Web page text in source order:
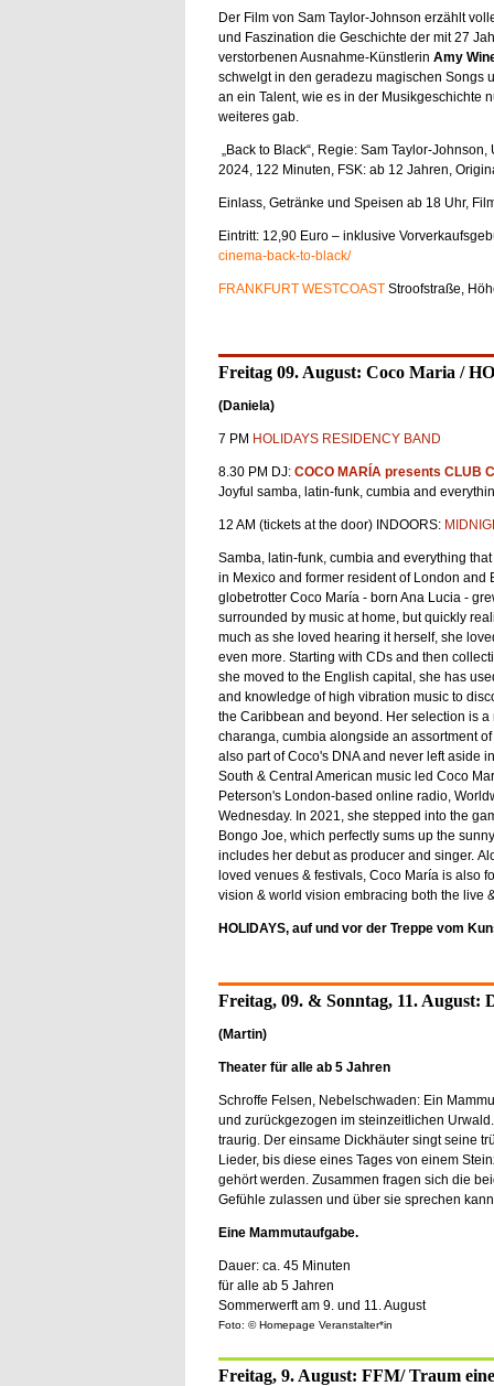
Der Film von Sam Taylor-Johnson erzählt
und Faszination die Geschichte der mit 27
verstorbenen Ausnahme-Künstlerin Amy
schwelgt in den geradezu magischen Songs
an ein Talent, wie es in der Musikgeschichte
weiteres gab.
„Back to Black“, Regie: Sam Taylor-Johnson,
2024, 122 Minuten, FSK: ab 12 Jahren,
Einlass, Getränke und Speisen ab 18 Uhr,
Eintritt: 12,90 Euro – inklusive
cinema-back-to-black/
FRANKFURT WESTCOASTStroofstraße,
Freitag 09. August: Coco Maria /
(Daniela)
7 PM HOLIDAYS RESIDENCY BAND
8.30 PM DJ: COCO MARÍA presents CLUB
Joyful samba, latin-funk, cumbia and
12 AM (tickets at the door) INDOORS:
Samba, latin-funk, cumbia and everything
in Mexico and former resident of London and
globetrotter Coco María - born Ana Lucia -
surrounded by music at home, but quickly
much as she loved hearing it herself, she
even more. Starting with CDs and then
she moved to the English capital, she has
and knowledge of high vibration music to
the Caribbean and beyond. Her selection is
charanga, cumbia alongside an assortment
also part of Coco's DNA and never left aside
South & Central American music led Coco
Peterson's London-based online radio,
Wednesday. In 2021, she stepped into the
Bongo Joe, which perfectly sums up the
includes her debut as producer and singer.
loved venues & festivals, Coco María is also
vision & world vision embracing both the live
HOLIDAYS, auf und vor der Treppe vom
Freitag, 09. & Sonntag, 11. August:
(Martin)
Theater für alle ab 5 Jahren
Schroffe Felsen, Nebelschwaden: Ein
und zurückgezogen im steinzeitlichen
traurig. Der einsame Dickhäuter singt seine
Lieder, bis diese eines Tages von einem
gehört werden. Zusammen fragen sich die
Gefühle zulassen und über sie sprechen
Eine Mammutaufgabe.
Dauer: ca. 45 Minuten
für alle ab 5 Jahren
Sommerwerft am 9. und 11. August
Foto: © Homepage Veranstalter*in
Freitag, 9. August: FFM/ Traum